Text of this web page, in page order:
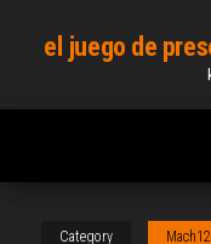
content
el juego de
Category